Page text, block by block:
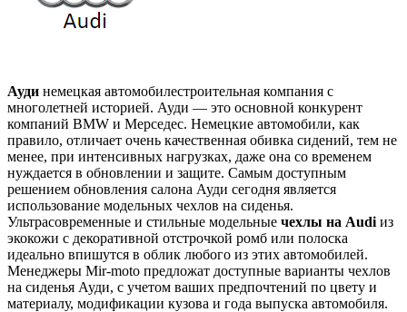
Ауди немецкая автомобилестроительная компания с
многолетней историей. Ауди — это основной конкурент
компаний BMW и Мерседес. Немецкие автомобили, как
правило, отличает очень качественная обивка сидений, тем не
менее, при интенсивных нагрузках, даже она со временем
нуждается в обновлении и защите. Самым доступным
решением обновления салона Ауди сегодня является
использование модельных чехлов на сиденья.
Ультрасовременные и стильные модельные чехлы на Audi из
экокожи с декоративной отстрочкой ромб или полоска
идеально впишутся в облик любого из этих автомобилей.
Менеджеры Mir-moto предложат доступные варианты чехлов
на сиденья Ауди, с учетом ваших предпочтений по цвету и
материалу, модификации кузова и года выпуска автомобиля.